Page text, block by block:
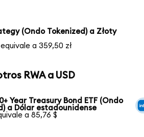
(Ondo Tokenized) a Złoty
equivale a 359,50 zł
RWA a USD
Year Treasury Bond ETF (Ondo
a Dólar estadounidense
a 85,76 $